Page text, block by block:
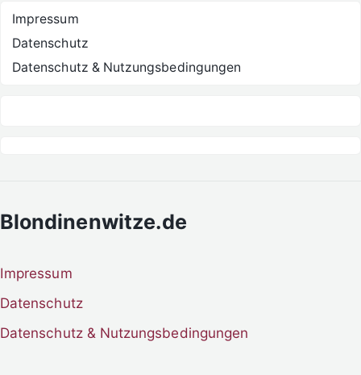
Impressum
Datenschutz
Datenschutz & Nutzungsbedingungen
Blondinenwitze.de
Impressum
Datenschutz
Datenschutz & Nutzungsbedingungen